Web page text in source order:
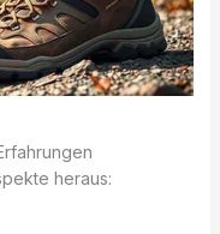
heraus: